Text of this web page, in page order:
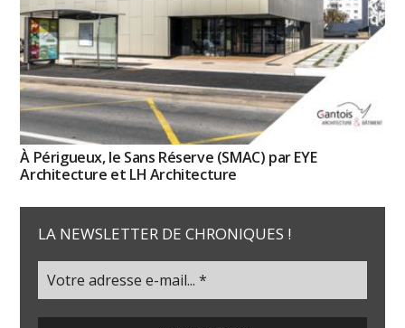
À Périgueux, le Sans Réserve (SMAC) par EYE
Architecture et LH Architecture
LA NEWSLETTER DE CHRONIQUES !